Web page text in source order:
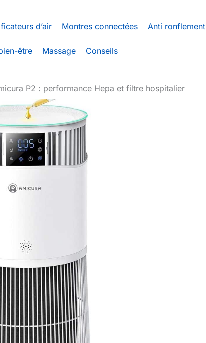
d’air Montres connectées Anti ronflement
être Massage Conseils
P2 : performance Hepa et filtre hospitalier